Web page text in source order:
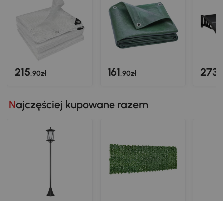
215,90zł 161,90zł 273
Najczęściej kupowane razem